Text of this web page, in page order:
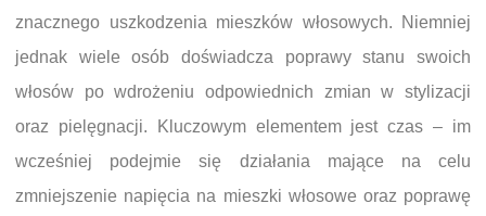
znacznego uszkodzenia mieszków włosowych. Niemniej
jednak wiele osób doświadcza poprawy stanu swoich
włosów po wdrożeniu odpowiednich zmian w stylizacji
oraz pielęgnacji. Kluczowym elementem jest czas – im
wcześniej podejmie się działania mające na celu
zmniejszenie napięcia na mieszki włosowe oraz poprawę